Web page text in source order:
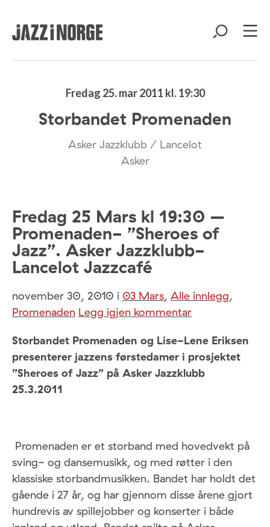
Fredag 25. mar 2011 kl. 19:30
Storbandet Promenaden
Asker Jazzklubb / Lancelot
Asker
Fredag 25 Mars kl 19:30 –
Promenaden- ”Sheroes of
Jazz”. Asker Jazzklubb-
Lancelot Jazzcafé
november 30, 2010 i 03 Mars, Alle innlegg,
Promenaden Legg igjen kommentar
Storbandet Promenaden og Lise-Lene Eriksen
presenterer jazzens førstedamer i prosjektet
”Sheroes of Jazz” på Asker Jazzklubb
25.3.2011
Promenaden er et storband med hovedvekt på
sving- og dansemusikk, og med røtter i den
klassiske storbandmusikken. Bandet har holdt det
gående i 27 år, og har gjennom disse årene gjort
hundrevis av spillejobber og konserter i både